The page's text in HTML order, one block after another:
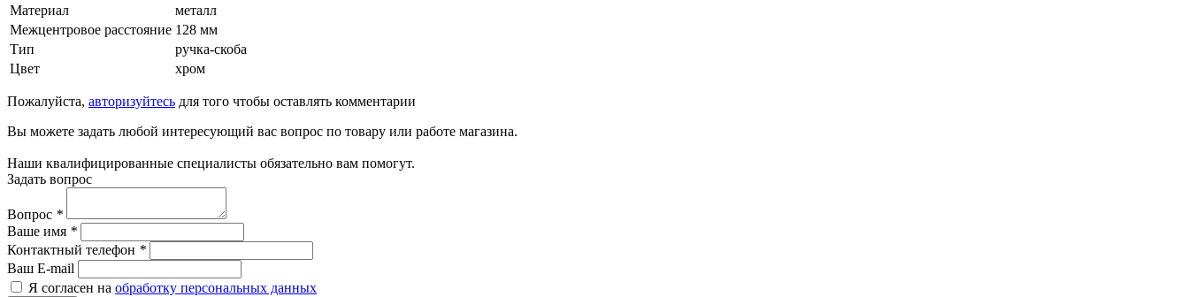
Материал
металл
Межцентровое расстояние 128 мм
Тип
ручка-скоба
Цвет
хром
Пожалуйста, авторизуйтесь для того чтобы оставлять комментарии
Вы можете задать любой интересующий вас вопрос по товару или работе магазина.
Наши квалифицированные специалисты обязательно вам помогут.
Задать вопрос
Вопрос *
Ваше имя *
Контактный телефон *
Ваш E-mail
Я согласен на обработку персональных данных